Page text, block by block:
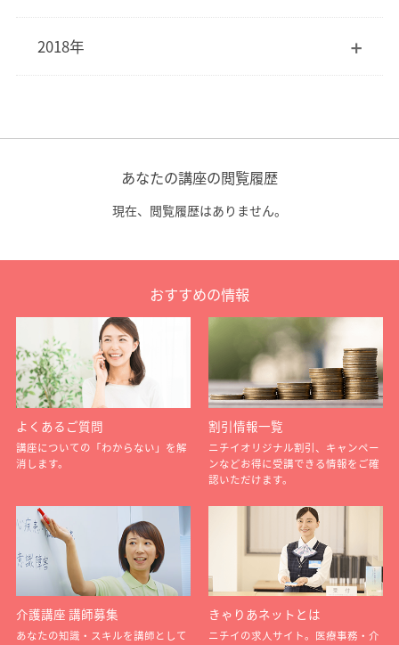
2018年
あなたの講座の閲覧履歴
現在、閲覧履歴はありません。
おすすめの情報
よくあるご質問
講座についての「わからない」を解
消します。
割引情報一覧
ニチイオリジナル割引、キャンペー
ンなどお得に受講できる情報をご確
認いただけます。
介護講座 講師募集
あなたの知識・スキルを講師として
きゃりあネットとは
ニチイの求人サイト。医療事務・介